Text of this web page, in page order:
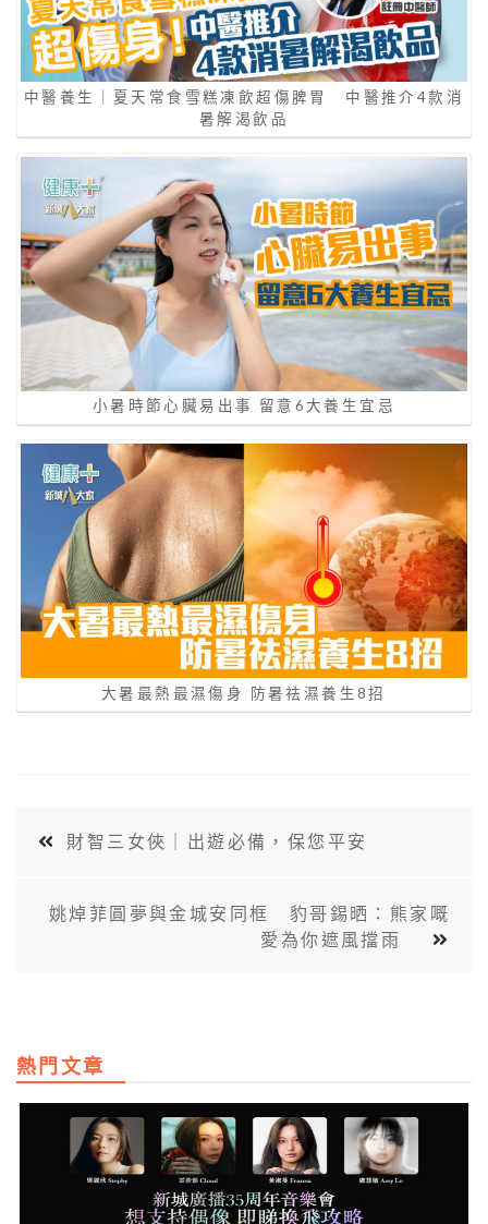
中醫養生｜夏天常食雪糕凍飲超傷脾胃 中醫推介4款消
暑解渴飲品
小暑時節心臟易出事 留意6大養生宜忌
大暑最熱最濕傷身 防暑祛濕養生8招
財智三女俠｜出遊必備，保您平安
姚焯菲圓夢與金城安同框 豹哥錫晒：熊家嘅
愛為你遮風擋雨
熱門文章